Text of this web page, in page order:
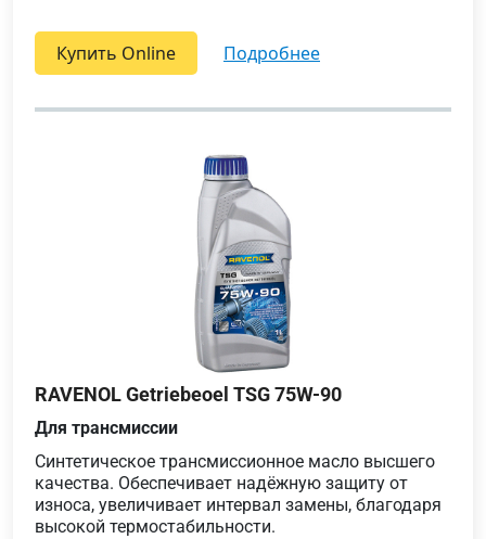
Купить Online подробнее
RAVENOL Getriebeoel TSG 75W-90
Для трансмиссии
Синтетическое трансмиссионное масло высшего
качества. Обеспечивает надёжную защиту от
износа, увеличивает интервал замены, благодаря
высокой термостабильности.